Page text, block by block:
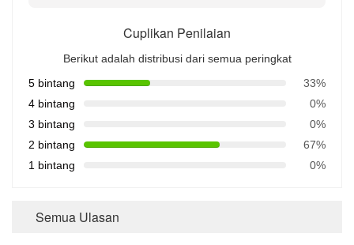
Cuplikan Penilaian
Berikut adalah distribusi dari semua peringkat
5 bintang
33%
4 bintang
0%
3 bintang
0%
2 bintang
67%
1 bintang
0%
Semua Ulasan